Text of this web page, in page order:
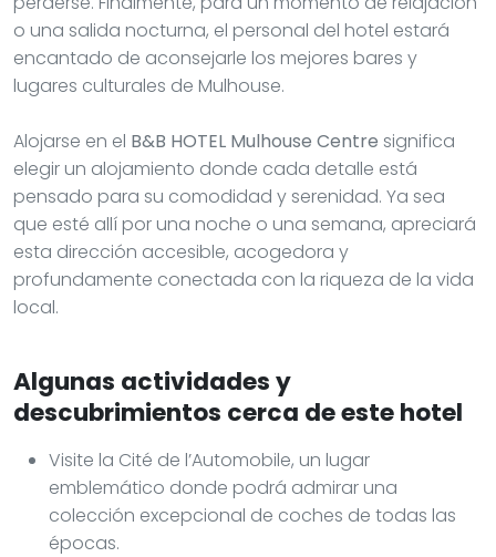
o una salida nocturna, el personal del hotel estará
encantado de aconsejarle los mejores bares y
lugares culturales de Mulhouse.
Alojarse en el B&B HOTEL Mulhouse Centre significa
elegir un alojamiento donde cada detalle está
pensado para su comodidad y serenidad. Ya sea
que esté allí por una noche o una semana, apreciará
esta dirección accesible, acogedora y
profundamente conectada con la riqueza de la vida
local.
Algunas actividades y
descubrimientos cerca de este hotel
Visite la Cité de l’Automobile, un lugar
emblemático donde podrá admirar una
colección excepcional de coches de todas las
épocas.